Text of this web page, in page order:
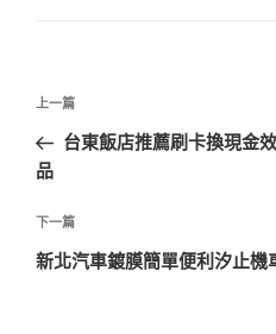
文
導
覽
上
一
篇
章
上一篇
台東飯店推薦刷卡換現金
品
下
一
下一篇
新北汽車鍍膜簡單便利汐止